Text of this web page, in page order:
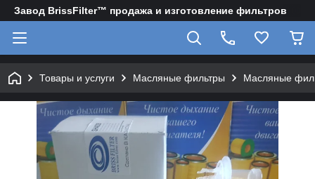
Завод BrissFilter™ продажа и изготовление фильтров
Товары и услуги Масляные фильтры Масляные